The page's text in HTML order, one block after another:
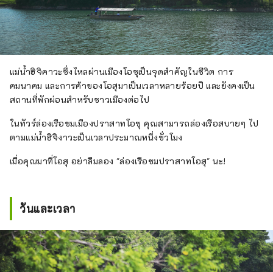
แม่น้ำฮิจิคาวะซึ่งไหลผ่านเมืองโอซุเป็นจุดสำคัญในชีวิต การ
คมนาคม และการค้าของโอสุมาเป็นเวลาหลายร้อยปี และยังคงเป็น
สถานที่พักผ่อนสำหรับชาวเมืองต่อไป
ในทัวร์ล่องเรือชมเมืองปราสาทโอซุ คุณสามารถล่องเรือสบายๆ ไป
ตามแม่น้ำฮิจิงาวะเป็นเวลาประมาณหนึ่งชั่วโมง
เมื่อคุณมาที่โอสุ อย่าลืมลอง "ล่องเรือชมปราสาทโอสุ" นะ!
วันและเวลา